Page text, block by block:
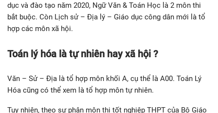
dục và đào tạo năm 2020, Ngữ Văn & Toán Học là 2 môn thi
bắt buộc. Còn Lịch sử – Địa lý – Giáo dục công dân mới là tổ
hợp các môn xã hội.
Toán lý hóa là tự nhiên hay xã hội ?
Văn – Sử – Địa là tổ hợp môn khối A, cụ thể là A00. Toán Lý
Hóa cũng có thể xem là tổ hợp môn tự nhiên.
Tuy nhiên, theo sự phân môn thi tốt nghiệp THPT của Bộ Giáo